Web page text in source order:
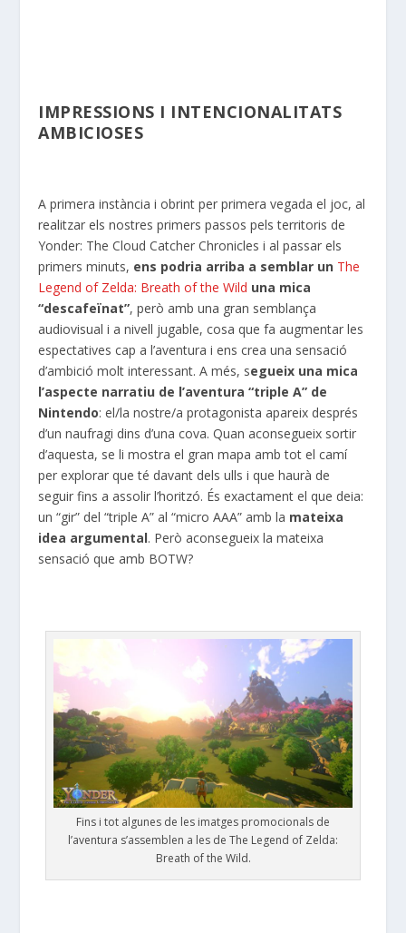
IMPRESSIONS I INTENCIONALITATS
AMBICIOSES
A primera instància i obrint per primera vegada el joc, al
realitzar els nostres primers passos pels territoris de
Yonder: The Cloud Catcher Chronicles i al passar els
primers minuts, ens podria arriba a semblar un The
Legend of Zelda: Breath of the Wild una mica
“descafeïnat”, però amb una gran semblança
audiovisual i a nivell jugable, cosa que fa augmentar les
espectatives cap a l’aventura i ens crea una sensació
d’ambició molt interessant. A més, segueix una mica
l’aspecte narratiu de l’aventura “triple A” de
Nintendo: el/la nostre/a protagonista apareix després
d’un naufragi dins d’una cova. Quan aconsegueix sortir
d’aquesta, se li mostra el gran mapa amb tot el camí
per explorar que té davant dels ulls i que haurà de
seguir fins a assolir l’horitzó. És exactament el que deia:
un “gir” del “triple A” al “micro AAA” amb la mateixa
idea argumental. Però aconsegueix la mateixa
sensació que amb BOTW?
Fins i tot algunes de les imatges promocionals de
l’aventura s’assemblen a les de The Legend of Zelda:
Breath of the Wild.